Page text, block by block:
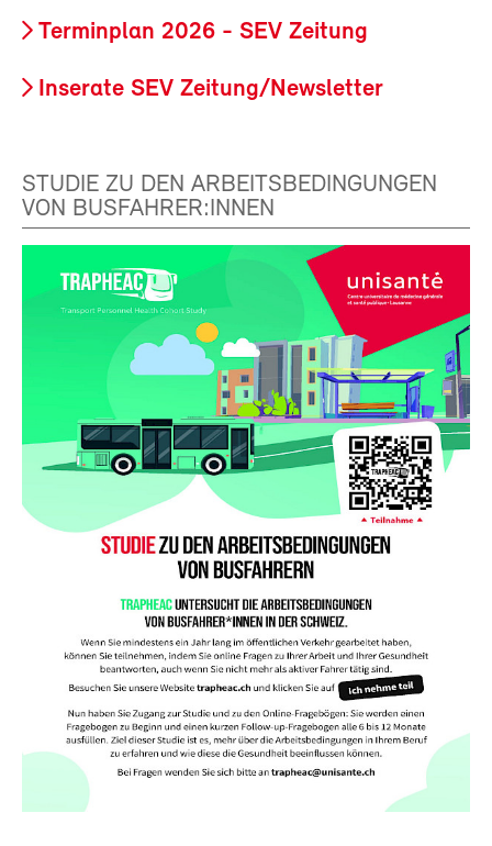
Terminplan 2026 - SEV Zeitung
Inserate SEV Zeitung/Newsletter
STUDIE ZU DEN ARBEITSBEDINGUNGEN
VON BUSFAHRER:INNEN